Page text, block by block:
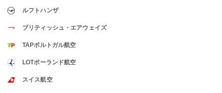
ルフトハンザ
ブリティッシュ・エアウェイズ
TAPポルトガル航空
LOTポーランド航空
スイス航空